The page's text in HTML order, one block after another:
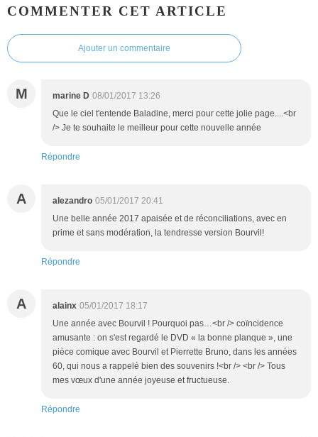
COMMENTER CET ARTICLE
Ajouter un commentaire
M marine D 08/01/2017 13:26
Que le ciel t'entende Baladine, merci pour cette jolie page....<br
/> Je te souhaite le meilleur pour cette nouvelle année
Répondre
A alezandro 05/01/2017 20:41
Une belle année 2017 apaisée et de réconciliations, avec en
prime et sans modération, la tendresse version Bourvil!
Répondre
A alainx 05/01/2017 18:17
Une année avec Bourvil ! Pourquoi pas…<br /> coïncidence
amusante : on s'est regardé le DVD « la bonne planque », une
pièce comique avec Bourvil et Pierrette Bruno, dans les années
60, qui nous a rappelé bien des souvenirs !<br /> <br /> Tous
mes vœux d'une année joyeuse et fructueuse.
Répondre